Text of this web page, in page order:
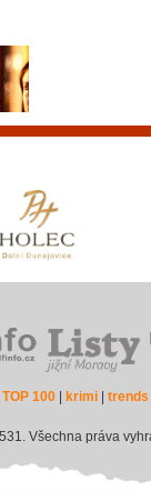
100| krimi| trends
Všechna práva